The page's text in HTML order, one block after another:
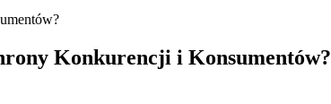
Konkurencji i Konsumentów?